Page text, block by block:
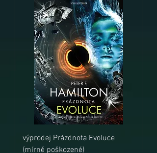
výprodej Prázdnota Evoluce
(mírně poškozené)